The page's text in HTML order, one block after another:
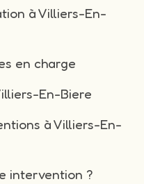
à Villiers-En-
en charge
En-Biere
à Villiers-En-
intervention ?